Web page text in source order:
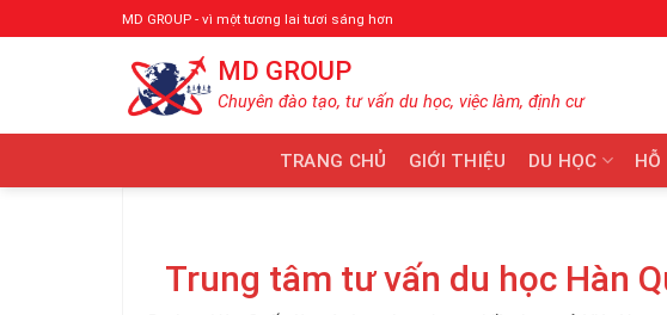
qua
MD GROUP - vì một tương lai tươi sáng hơn
MD GROUP
Chuyên đào tạo, tư vấn du học, việc làm, định cư
TRANG CHỦ GIỚI THIỆU DU HỌC HỖ
Trung tâm tư vấn du học Hàn